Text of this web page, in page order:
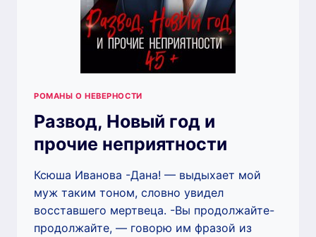
РОМАНЫ О НЕВЕРНОСТИ
Развод, Новый год и
прочие неприятности
Ксюша Иванова -Дана! — выдыхает мой
муж таким тоном, словно увидел
восставшего мертвеца. -Вы продолжайте-
продолжайте, — говорю им фразой из